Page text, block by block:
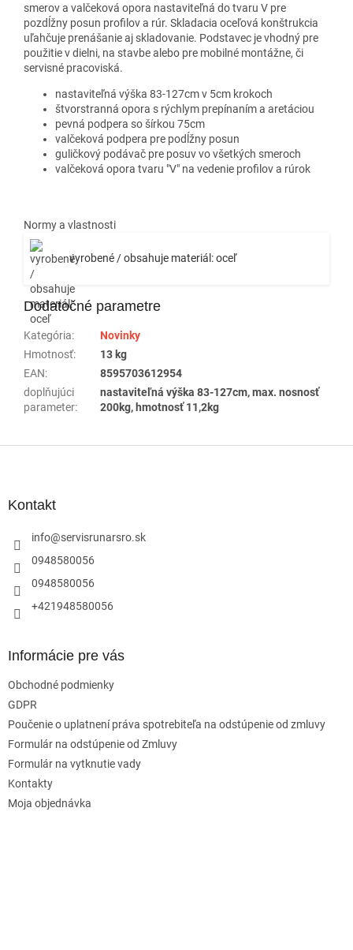
smerov a valčeková opora nastaviteľná do tvaru V pre
pozdĺžny posun profilov a rúr. Skladacia oceľová konštrukcia
uľahčuje prenášanie aj skladovanie. Podstavec je vhodný pre
použitie v dielni, na stavbe alebo pre mobilné montážne, či
servisné pracoviská.
nastaviteľná výška 83-127cm v 5cm krokoch
štvorstranná opora s rýchlym prepínaním a aretáciou
pevná podpera so šírkou 75cm
valčeková podpera pre podĺžny posun
guličkový podávač pre posuv vo všetkých smeroch
valčeková opora tvaru "V" na vedenie profilov a rúrok
Normy a vlastnosti
vyrobené / obsahuje materiál: oceľ
Dodatočné parametre
Kategória:
Novinky
Hmotnosť:
13 kg
EAN:
8595703612954
doplňujúci
parameter:
nastaviteľná výška 83-127cm, max. nosnosť
200kg, hmotnosť 11,2kg
Kontakt
info@servisrunarsro.sk
0948580056
0948580056
+421948580056
Informácie pre vás
Obchodné podmienky
GDPR
Poučenie o uplatnení práva spotrebiteľa na odstúpenie od zmluvy
Formulár na odstúpenie od Zmluvy
Formulár na vytknutie vady
Kontakty
Moja objednávka